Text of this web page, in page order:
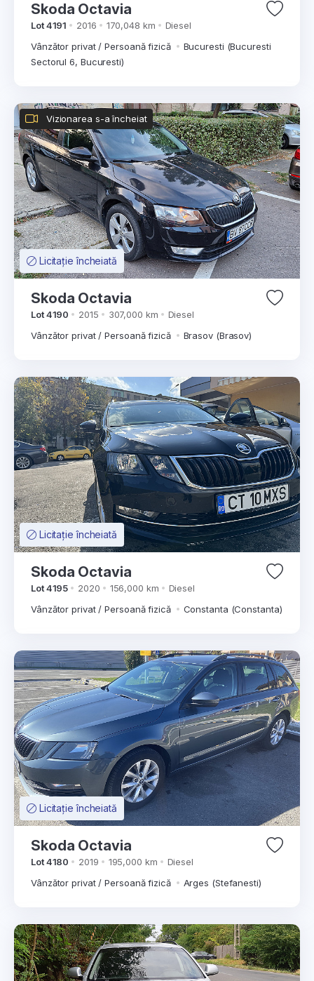
Skoda Octavia
Lot 4191 2016 170,048 km
Diesel
Vânzător privat / Persoană fizică
Bucuresti (Bucuresti
Sectorul 6, Bucuresti)
Licitație încheiată
Vizionarea s-a încheiat
Skoda Octavia
Lot 4190 2015 307,000 km
Diesel
Vânzător privat / Persoană fizică
Brasov (Brasov)
Licitație încheiată
Skoda Octavia
Lot 4195 2020 156,000 km
Diesel
Vânzător privat / Persoană fizică
Constanta (Constanta)
Licitație încheiată
Skoda Octavia
Lot 4180 2019 195,000 km
Diesel
Vânzător privat / Persoană fizică
Arges (Stefanesti)